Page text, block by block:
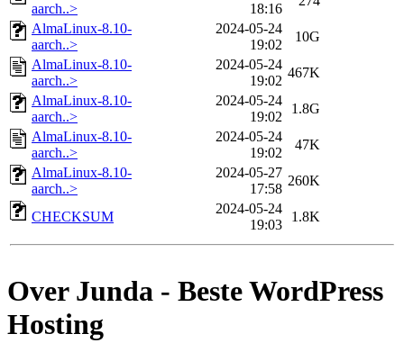
aarch..>
18:16
AlmaLinux-8.10-
aarch..>
2024-05-24
19:02
10G
AlmaLinux-8.10-
aarch..>
2024-05-24
19:02
467K
AlmaLinux-8.10-
aarch..>
2024-05-24
19:02
1.8G
AlmaLinux-8.10-
aarch..>
2024-05-24
19:02
47K
AlmaLinux-8.10-
aarch..>
2024-05-27
17:58
260K
CHECKSUM
2024-05-24
19:03
1.8K
Over Junda - Beste WordPress
Hosting